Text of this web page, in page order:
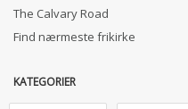
The Calvary Road
Find nærmeste frikirke
KATEGORIER